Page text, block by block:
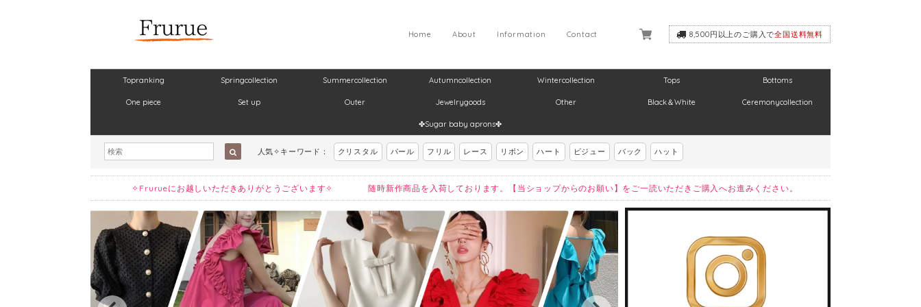
8,500円以上のご購入で全国送料無料
Contact
Information
About
Home
Topranking Springcollection Summercollection Autumncollection Wintercollection Tops Bottoms
One piece Set up Outer Jewelrygoods Other Black＆White Ceremonycollection
✤Sugar baby aprons✤
人気✧キーワード： クリスタル パール フリル レース リボン ハート ビジュー バック ハット
✧Frurueにお越しいただきありがとうございます✧ 随時新作商品を入荷しております。【当ショップからのお願い】をご一読いただきご購入へお進みください。